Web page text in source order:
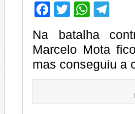
Facebook
Twitter
Na batalha
Marcelo Mota
mas conseguiu a